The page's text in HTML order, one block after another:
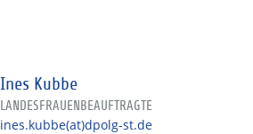
Ines Kubbe
LANDESFRAUENBEAUFTRAGTE
ines.kubbe(at)dpolg-st.de